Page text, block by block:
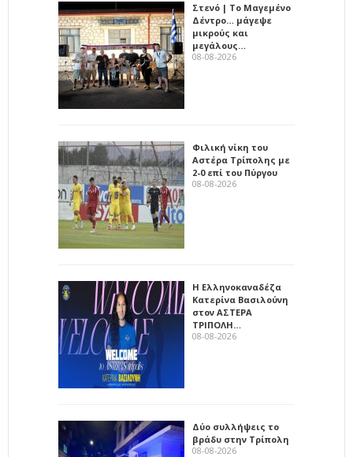
Στενό | Το Μαγεμένο
Δέντρο… μάγεψε
μικρούς και
μεγάλους…
08-08-2026
Φιλική νίκη του
Αστέρα Τρίπολης με
2-0 επί του Πύργου
08-08-2026
Η Ελληνοκαναδέζα
Κατερίνα Βασιλούνη
στον ΑΣΤΕΡΑ
ΤΡΙΠΟΛΗ…
08-08-2026
Δύο συλλήψεις το
βράδυ στην Τρίπολη
08-08-2026